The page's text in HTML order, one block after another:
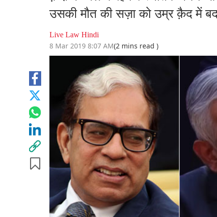
उसकी मौत की सज़ा को उम्र क़ैद में
Live Law Hindi
8 Mar 2019 8:07 AM(2 mins read )